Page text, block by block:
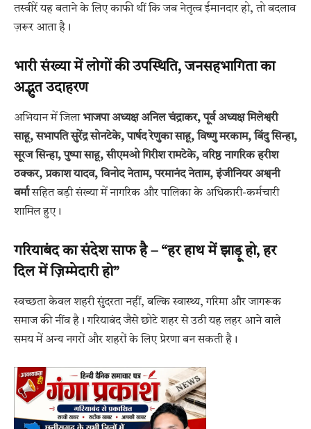
तस्वीरें यह बताने के लिए काफी थीं कि जब नेतृत्व ईमानदार हो, तो बदलाव
ज़रूर आता है।
भारी संख्या में लोगों की उपस्थिति, जनसहभागिता का
अद्भुत उदाहरण
अभियान में जिलाभाजपा अध्यक्ष अनिल चंद्राकर, पूर्व अध्यक्ष मिलेश्वरी
साहू, सभापति सुरेंद्र सोनटेके, पार्षद रेणुका साहू, विष्णु मरकाम, बिंदु सिन्हा,
सूरज सिन्हा, पुष्पा साहू, सीएमओ गिरीश रामटेके, वरिष्ठ नागरिक हरीश
ठक्कर, प्रकाश यादव, विनोद नेताम, परमानंद नेताम, इंजीनियर अश्वनी
वर्मासहित बड़ी संख्या में नागरिक और पालिका के अधिकारी-कर्मचारी
शामिल हुए।
गरियाबंद का संदेश साफ है – “हर हाथ में झाड़ू हो, हर
दिल में ज़िम्मेदारी हो”
स्वच्छता केवल शहरी सुंदरता नहीं, बल्कि स्वास्थ्य, गरिमा और जागरूक
समाज की नींव है। गरियाबंद जैसे छोटे शहर से उठी यह लहर आने वाले
समय में अन्य नगरों और शहरों के लिए प्रेरणा बन सकती है।